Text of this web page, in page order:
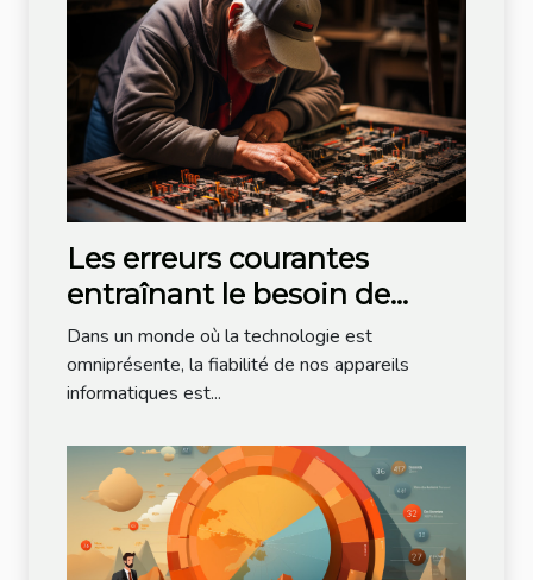
Les erreurs courantes
entraînant le besoin de
dépannage informatique
Dans un monde où la technologie est
omniprésente, la fiabilité de nos appareils
informatiques est...